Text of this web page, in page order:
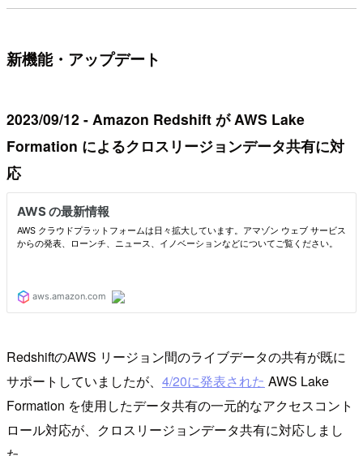
新機能・アップデート
2023/09/12 - Amazon Redshift が AWS Lake
Formation によるクロスリージョンデータ共有に対
応
RedshiftのAWS リージョン間のライブデータの共有が既に
サポートしていましたが、 4/20に発表された AWS Lake
Formation を使用したデータ共有の一元的なアクセスコント
ロール対応が、クロスリージョンデータ共有に対応しまし